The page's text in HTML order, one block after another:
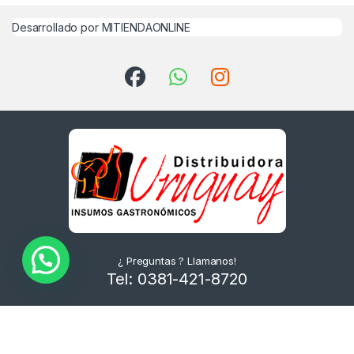
Desarrollado por MITIENDAONLINE
¿ Preguntas ? Llamanos!
Tel: 0381-421-8720